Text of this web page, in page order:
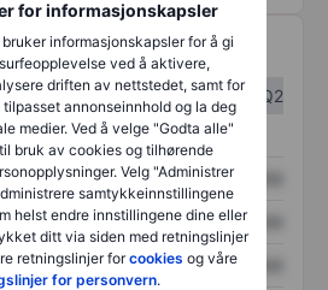
for informasjonskapsler
informasjonskapsler for å gi
ved å aktivere,
driften av nettstedet, samt for
annonseinnhold og la deg
medier. Ved å velge "Godta alle"
bruk av cookies og tilhørende
Velg "Administrer
samtykkeinnstillingene
helst endre innstillingene dine eller
ditt via siden med retningslinjer
retningslinjer forcookies og våre
for personvern.
Q1
Q2
XXXXXXX XXXXXXX
XXXXXXX XXXXXXX
XXXXXXX XXXXXXX